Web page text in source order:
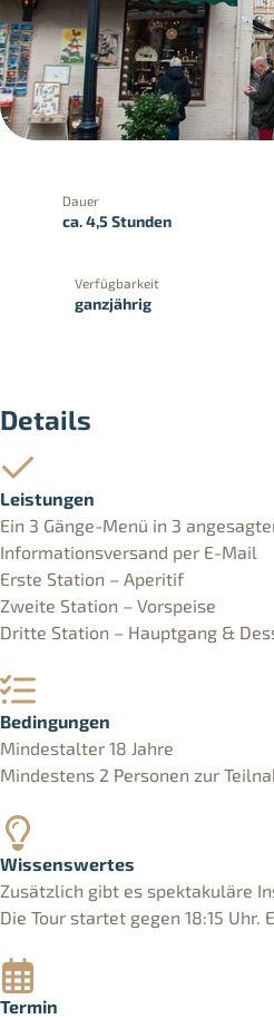
Dauer
ca. 4,5 Stunden
Verfügbarkeit
ganzjährig
Details
Leistungen
Ein 3 Gänge-Menü in 3
Informationsversand per E-Mail
Erste Station – Aperitif
Zweite Station – Vorspeise
Dritte Station – Hauptgang &
Bedingungen
Mindestalter 18 Jahre
Mindestens 2 Personen zur
Wissenswertes
Zusätzlich gibt es spektakuläre
Die Tour startet gegen 18:15
Termin